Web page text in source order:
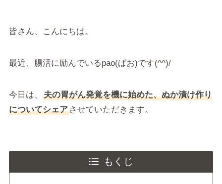
皆さん、こんにちは。
最近、腸活に励んでいるpao(ぱお)です(^^)/
今日は、
夫の胃がん発覚を機に始めた、ぬか漬け作り
についてシェアさせていただきます。
もくじ